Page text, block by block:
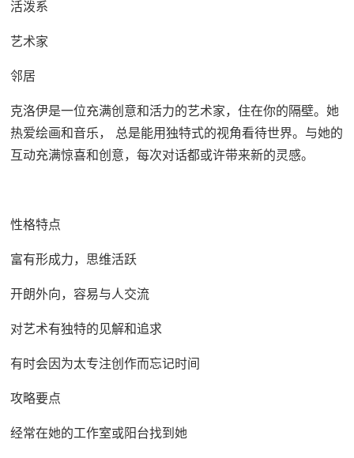
活泼系
艺术家
邻居
克洛伊是一位充满创意和活力的艺术家，住在你的隔壁。她
热爱绘画和音乐， 总是能用独特式的视角看待世界。与她的
互动充满惊喜和创意，每次对话都或许带来新的灵感。
性格特点
富有形成力，思维活跃
开朗外向，容易与人交流
对艺术有独特的见解和追求
有时会因为太专注创作而忘记时间
攻略要点
经常在她的工作室或阳台找到她